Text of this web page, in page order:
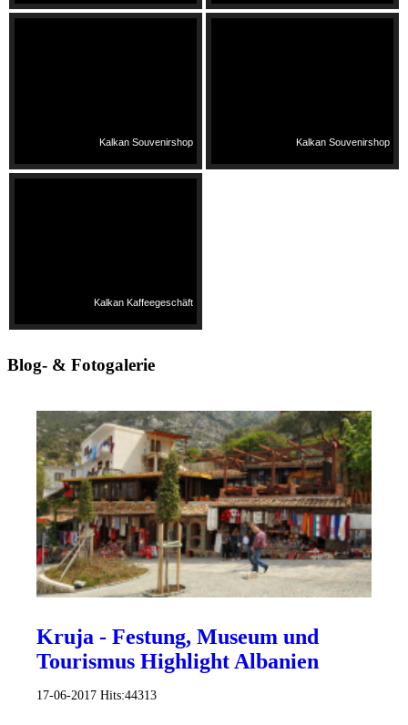
Kalkan Souvenirshop Kalkan Souvenirshop
Kalkan Kaffeegeschäft
Blog- & Fotogalerie
Kruja - Festung, Museum und
Tourismus Highlight Albanien
17-06-2017 Hits:44313